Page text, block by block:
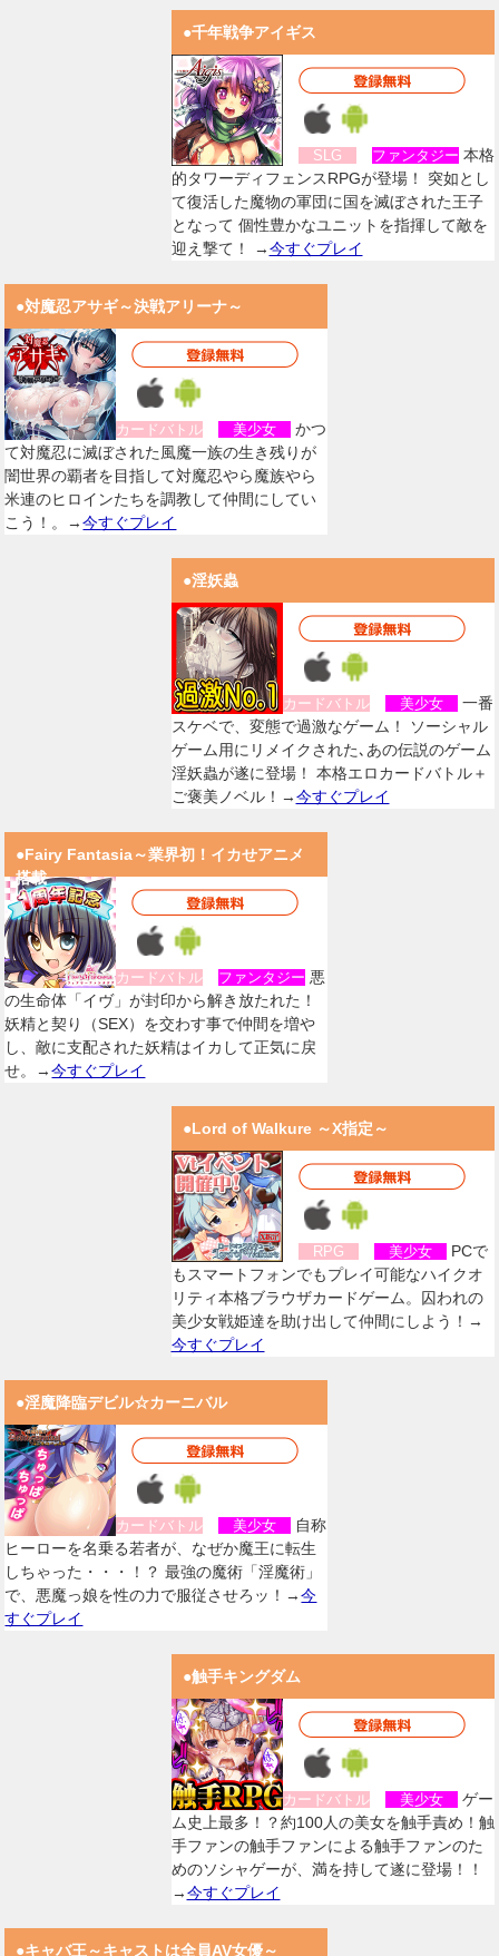
●千年戦争アイギス
SLG ファンタジー 本格
的タワーディフェンスRPGが登場！ 突如とし
て復活した魔物の軍団に国を滅ぼされた王子
となって 個性豊かなユニットを指揮して敵を
迎え撃て！ →今すぐプレイ
●対魔忍アサギ～決戦アリーナ～
カードバトル 美少女
かつ
て対魔忍に滅ぼされた風魔一族の生き残りが
闇世界の覇者を目指して対魔忍やら魔族やら
米連のヒロインたちを調教して仲間にしてい
こう！。→今すぐプレイ
●淫妖蟲
カードバトル 美少女
一番
スケベで、変態で過激なゲーム！ ソーシャル
ゲーム用にリメイクされた､あの伝説のゲーム
淫妖蟲が遂に登場！ 本格エロカードバトル＋
ご褒美ノベル！→今すぐプレイ
●Fairy Fantasia～業界初！イカせアニメ
搭載
カードバトル ファンタジー 悪
の生命体「イヴ」が封印から解き放たれた！
妖精と契り（SEX）を交わす事で仲間を増や
し、敵に支配された妖精はイカして正気に戻
せ。→今すぐプレイ
●Lord of Walkure ～X指定～
RPG 美少女
PCで
もスマートフォンでもプレイ可能なハイクオ
リティ本格ブラウザカードゲーム。囚われの
美少女戦姫達を助け出して仲間にしよう！→
今すぐプレイ
●淫魔降臨デビル☆カーニバル
カードバトル 美少女
自称
ヒーローを名乗る若者が、なぜか魔王に転生
しちゃった・・・！？ 最強の魔術「淫魔術」
で、悪魔っ娘を性の力で服従させろッ！→今
すぐプレイ
●触手キングダム
カードバトル 美少女
ゲー
ム史上最多！？約100人の美女を触手責め！触
手ファンの触手ファンによる触手ファンのた
めのソシャゲーが、満を持して遂に登場！！
→今すぐプレイ
●キャバ王～キャストは全員AV女優～